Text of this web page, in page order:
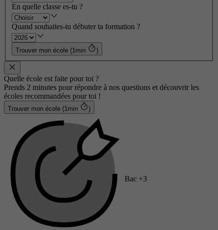
En quelle classe es-tu ?
Quand souhaites-tu débuter ta formation ?
Trouver mon école (1min )
Quelle école est faite pour toi ?
Prends 2 minutes pour répondre à nos questions et découvrir les
écoles recommandées pour toi !
Trouver mon école (1min )
Bac +3